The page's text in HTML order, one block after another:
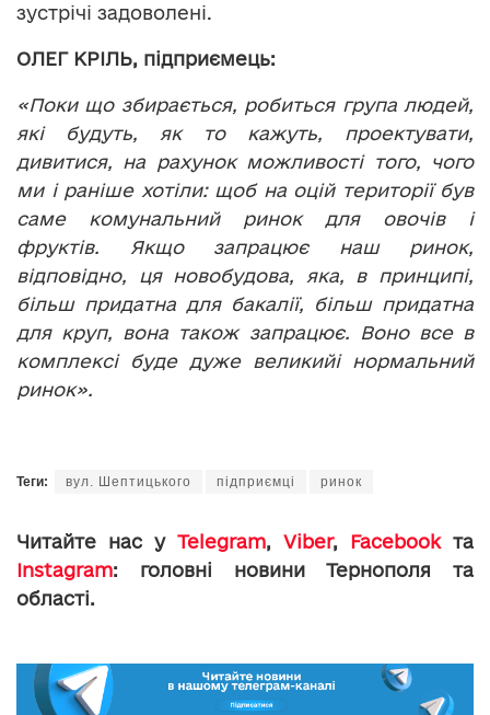
зустрічі задоволені.
ОЛЕГ КРІЛЬ, підприємець:
«Поки що збирається, робиться група людей,
які будуть, як то кажуть, проектувати,
дивитися, на рахунок можливості того, чого
ми і раніше хотіли: щоб на оцій території був
саме комунальний ринок для овочів і
фруктів. Якщо запрацює наш ринок,
відповідно, ця новобудова, яка, в принципі,
більш придатна для бакалії, більш придатна
для круп, вона також запрацює. Воно все в
комплексі буде дуже великийі нормальний
ринок».
Теги: вул. Шептицького підприємці ринок
Читайте нас у Telegram, Viber, Facebookта
Instagram: головні новини Тернополя та
області.